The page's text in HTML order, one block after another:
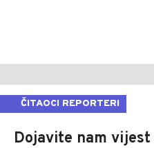
ČITAOCI REPORTERI
Dojavite nam vijest